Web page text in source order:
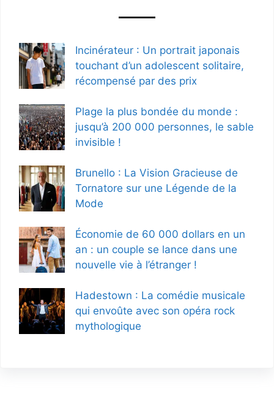
Incinérateur : Un portrait japonais
touchant d’un adolescent solitaire,
récompensé par des prix
Plage la plus bondée du monde :
jusqu’à 200 000 personnes, le sable
invisible !
Brunello : La Vision Gracieuse de
Tornatore sur une Légende de la
Mode
Économie de 60 000 dollars en un
an : un couple se lance dans une
nouvelle vie à l’étranger !
Hadestown : La comédie musicale
qui envoûte avec son opéra rock
mythologique